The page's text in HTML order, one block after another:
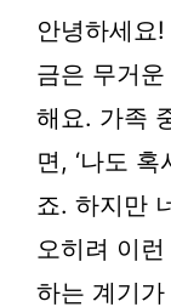
안녕하세요
금은 무거
해요. 가족
면, ‘나도
죠. 하지만
오히려 이
하는 계기